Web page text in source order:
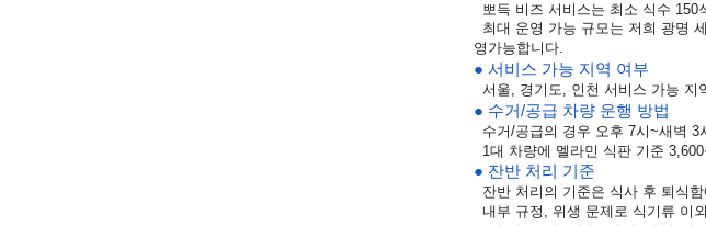
뽀득 비즈 서비스는 최소 식수 150
최대 운영 가능 규모는 저희 광명
영가능합니다.
● 서비스 가능 지역 여부
서울, 경기도, 인천 서비스 가능 지
● 수거/공급 차량 운행 방법
수거/공급의 경우 오후 7시~새벽
1대 차량에 멜라민 식판 기준 3,600
● 잔반 처리 기준
잔반 처리의 기준은 식사 후 퇴식
내부 규정 , 위생 문제로 식기류 이외